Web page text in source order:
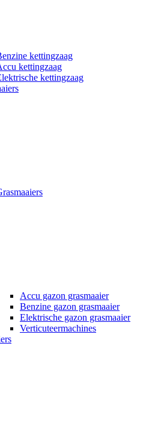
kettingzaag
kettingzaag
kettingzaag
Accu gazon grasmaaier
Benzine gazon grasmaaier
Elektrische gazon grasmaaier
Verticuteermachines